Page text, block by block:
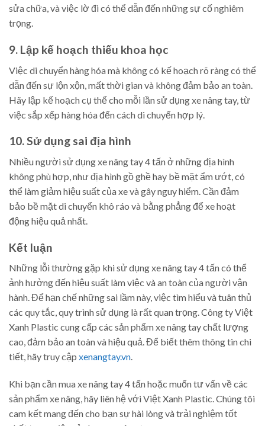
sửa chữa, và việc lờ đi có thể dẫn đến những sự cố nghiêm
trọng.
9. Lập kế hoạch thiếu khoa học
Việc di chuyển hàng hóa mà không có kế hoạch rõ ràng có thể
dẫn đến sự lộn xộn, mất thời gian và không đảm bảo an toàn.
Hãy lập kế hoạch cụ thể cho mỗi lần sử dụng xe nâng tay, từ
việc sắp xếp hàng hóa đến cách di chuyển hợp lý.
10. Sử dụng sai địa hình
Nhiều người sử dụng xe nâng tay 4 tấn ở những địa hình
không phù hợp, như địa hình gồ ghề hay bề mặt ẩm ướt, có
thể làm giảm hiệu suất của xe và gây nguy hiểm. Cần đảm
bảo bề mặt di chuyển khô ráo và bằng phẳng để xe hoạt
động hiệu quả nhất.
Kết luận
Những lỗi thường gặp khi sử dụng xe nâng tay 4 tấn có thể
ảnh hưởng đến hiệu suất làm việc và an toàn của người vận
hành. Để hạn chế những sai lầm này, việc tìm hiểu và tuân thủ
các quy tắc, quy trình sử dụng là rất quan trọng. Công ty Việt
Xanh Plastic cung cấp các sản phẩm xe nâng tay chất lượng
cao, đảm bảo an toàn và hiệu quả. Để biết thêm thông tin chi
tiết, hãy truy cập xenangtay.vn.
Khi bạn cần mua xe nâng tay 4 tấn hoặc muốn tư vấn về các
sản phẩm xe nâng, hãy liên hệ với Việt Xanh Plastic. Chúng tôi
cam kết mang đến cho bạn sự hài lòng và trải nghiệm tốt